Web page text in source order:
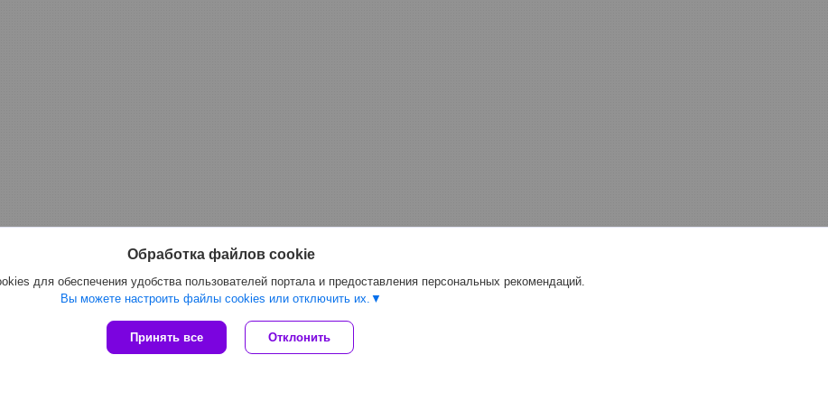
Климатическая техника и
Кондиционеры
Санитарное, технологическое
Электросушилки для рук
Обработка файлов cookie
для обеспечения удобства пользователей портала и предоставления персональных рекомендаций.
Вы можете настроить файлы cookies или отключить их.
Принять все Отклонить